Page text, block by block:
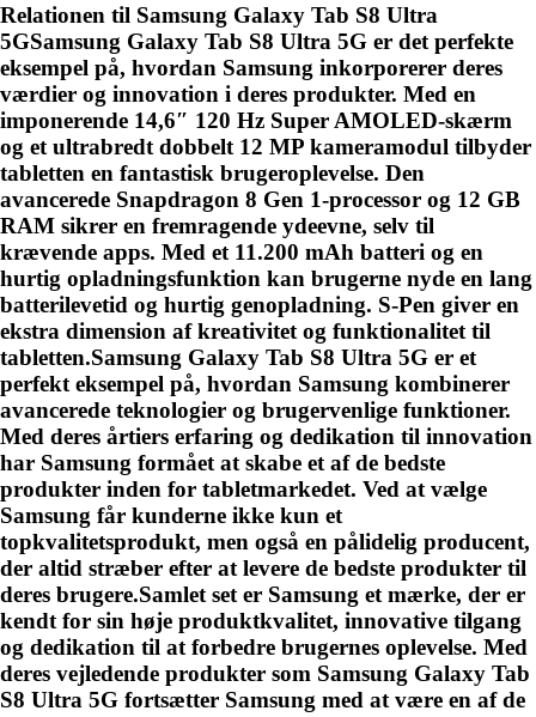
Relationen til Samsung Galaxy Tab S8 Ultra
5GSamsung Galaxy Tab S8 Ultra 5G er det perfekte
eksempel på, hvordan Samsung inkorporerer deres
værdier og innovation i deres produkter. Med en
imponerende 14,6″ 120 Hz Super AMOLED-skærm
og et ultrabredt dobbelt 12 MP kameramodul tilbyder
tabletten en fantastisk brugeroplevelse. Den
avancerede Snapdragon 8 Gen 1-processor og 12 GB
RAM sikrer en fremragende ydeevne, selv til
krævende apps. Med et 11.200 mAh batteri og en
hurtig opladningsfunktion kan brugerne nyde en lang
batterilevetid og hurtig genopladning. S-Pen giver en
ekstra dimension af kreativitet og funktionalitet til
tabletten.Samsung Galaxy Tab S8 Ultra 5G er et
perfekt eksempel på, hvordan Samsung kombinerer
avancerede teknologier og brugervenlige funktioner.
Med deres årtiers erfaring og dedikation til innovation
har Samsung formået at skabe et af de bedste
produkter inden for tabletmarkedet. Ved at vælge
Samsung får kunderne ikke kun et
topkvalitetsprodukt, men også en pålidelig producent,
der altid stræber efter at levere de bedste produkter til
deres brugere.Samlet set er Samsung et mærke, der er
kendt for sin høje produktkvalitet, innovative tilgang
og dedikation til at forbedre brugernes oplevelse. Med
deres vejledende produkter som Samsung Galaxy Tab
S8 Ultra 5G fortsætter Samsung med at være en af ​​de